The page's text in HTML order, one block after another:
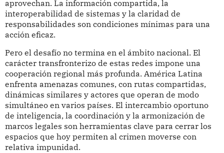
aprovechan. La información compartida, la
interoperabilidad de sistemas y la claridad de
responsabilidades son condiciones mínimas para una
acción eficaz.
Pero el desafío no termina en el ámbito nacional. El
carácter transfronterizo de estas redes impone una
cooperación regional más profunda. América Latina
enfrenta amenazas comunes, con rutas compartidas,
dinámicas similares y actores que operan de modo
simultáneo en varios países. El intercambio oportuno
de inteligencia, la coordinación y la armonización de
marcos legales son herramientas clave para cerrar los
espacios que hoy permiten al crimen moverse con
relativa impunidad.